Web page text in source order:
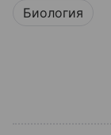
Биология